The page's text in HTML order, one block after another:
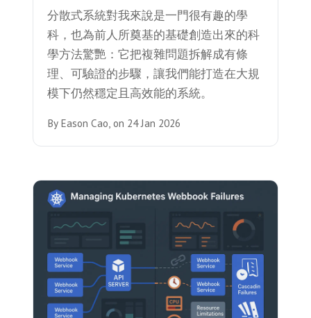
分散式系統對我來說是一門很有趣的學
科，也為前人所奠基的基礎創造出來的科
學方法驚艷：它把複雜問題拆解成有條
理、可驗證的步驟，讓我們能打造在大規
模下仍然穩定且高效能的系統。
By Eason Cao,on 24 Jan 2026